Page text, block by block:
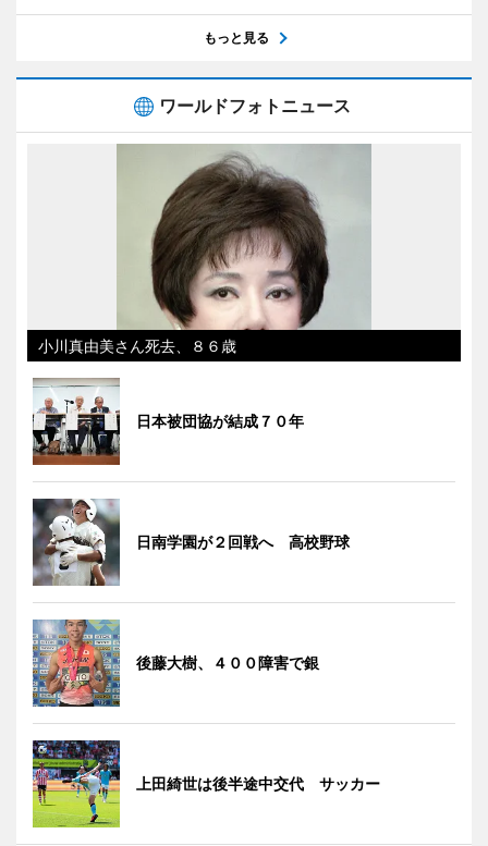
もっと見る
ワールドフォトニュース
小川真由美さん死去、８６歳
日本被団協が結成７０年
日南学園が２回戦へ 高校野球
後藤大樹、４００障害で銀
上田綺世は後半途中交代 サッカー